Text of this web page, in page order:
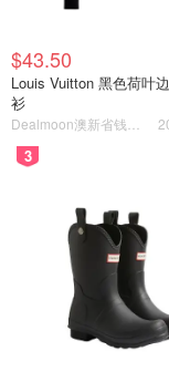
$43.50
Louis Vuitton 黑色荷叶
衫
3